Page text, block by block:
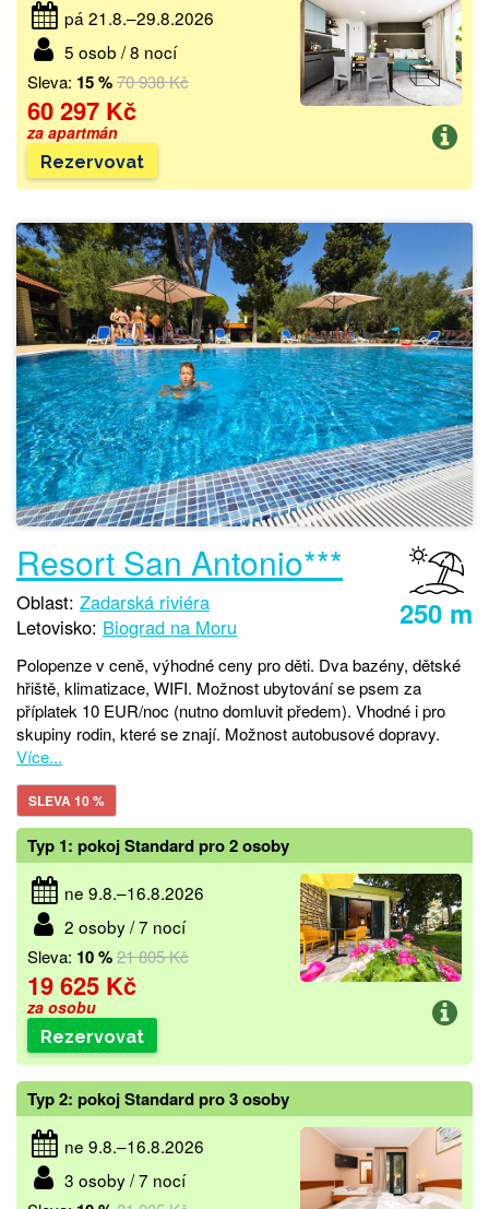
pá 21.8.–29.8.2026
5 osob / 8 nocí
Sleva: 15 %70 938 Kč
60 297 Kč
za apartmán
Rezervovat
250 m
Resort San Antonio***
Oblast: Zadarská riviéra
Letovisko: Biograd na Moru
Polopenze v ceně, výhodné ceny pro děti. Dva bazény, dětské
hřiště, klimatizace, WIFI. Možnost ubytování se psem za
příplatek 10 EUR/noc (nutno domluvit předem). Vhodné i pro
skupiny rodin, které se znají. Možnost autobusové dopravy.
Více...
SLEVA 10 %
Typ 1: pokoj Standard pro 2 osoby
ne 9.8.–16.8.2026
2 osoby / 7 nocí
Sleva: 10 %21 805 Kč
19 625 Kč
za osobu
Rezervovat
Typ 2: pokoj Standard pro 3 osoby
ne 9.8.–16.8.2026
3 osoby / 7 nocí